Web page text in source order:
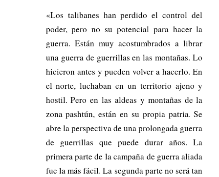
«Los talibanes han perdido el control del
poder, pero no su potencial para hacer la
guerra. Están muy acostumbrados a librar
una guerra de guerrillas en las montañas. Lo
hicieron antes y pueden volver a hacerlo. En
el norte, luchaban en un territorio ajeno y
hostil. Pero en las aldeas y montañas de la
zona pashtún, están en su propia patria. Se
abre la perspectiva de una prolongada guerra
de guerrillas que puede durar años. La
primera parte de la campaña de guerra aliada
fue la más fácil. La segunda parte no será tan